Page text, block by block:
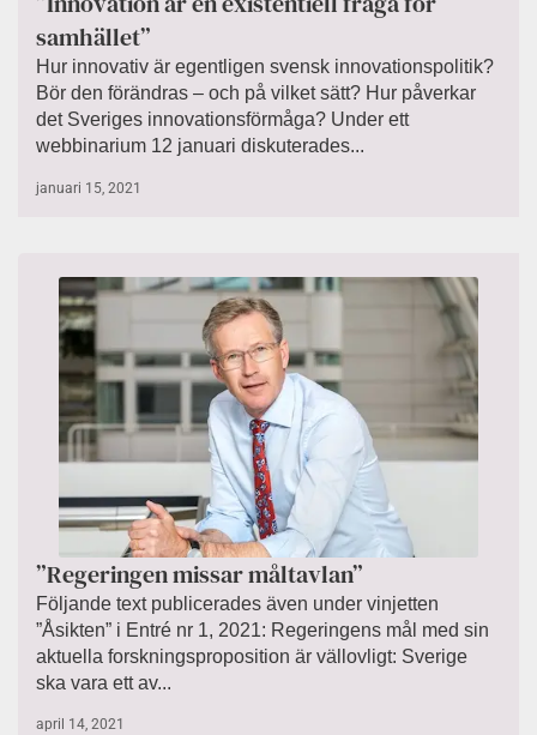
samhället”
Hur innovativ är egentligen svensk innovationspolitik?
Bör den förändras – och på vilket sätt? Hur påverkar
det Sveriges innovationsförmåga? Under ett
webbinarium 12 januari diskuterades...
januari 15, 2021
”Regeringen missar måltavlan”
Följande text publicerades även under vinjetten
”Åsikten” i Entré nr 1, 2021: Regeringens mål med sin
aktuella forskningsproposition är vällovligt: Sverige
ska vara ett av...
april 14, 2021